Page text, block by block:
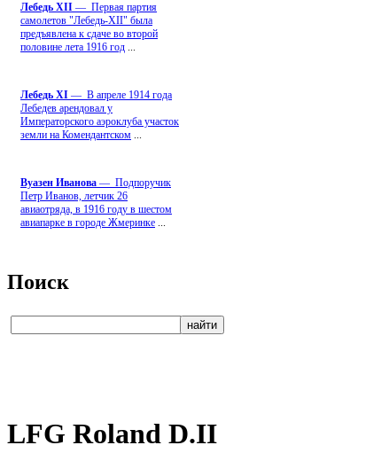
Лебедь ХII — Первая партия
самолетов "Лебедь-ХII" была
предъявлена к сдаче во второй
половине лета 1916 год
Лебедь ХI — В апреле 1914 года
Лебедев арендовал у
Императорского аэроклуба участок
земли на Комендантском
Вуазен Иванова — Подпоручик
Петр Иванов, летчик 26
авиаотряда, в 1916 году в шестом
авиапарке в городе Жмеринке
Поиск
LFG Roland D.II